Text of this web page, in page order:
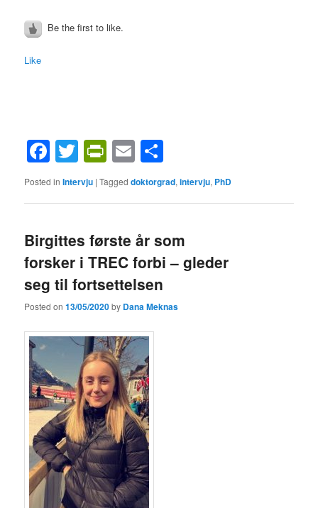
Be the first to like.
Like
Facebook
Twitter
PrintFriendly
Email
Posted in Intervju |Tagged doktorgrad,intervju, PhD
Birgittes første år som
forsker i TREC forbi – gleder
seg til fortsettelsen
Posted on13/05/2020by Dana Meknas